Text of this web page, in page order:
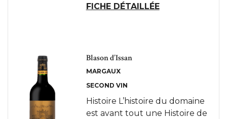
FICHE DÉTAILLÉE
Blason d’Issan
MARGAUX
SECOND VIN
Histoire L’histoire du domaine
est avant tout une Histoire de